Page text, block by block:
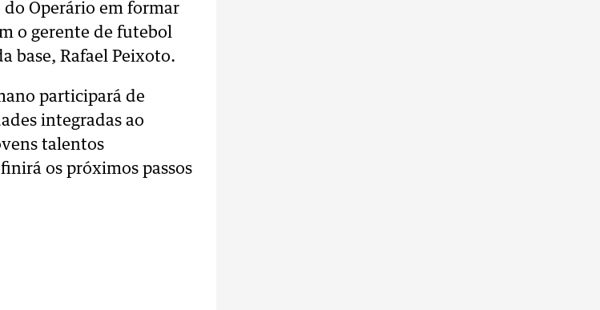
do Operário em formar
o gerente de futebol
base, Rafael Peixoto.
participará de
integradas ao
talentos
os próximos passos